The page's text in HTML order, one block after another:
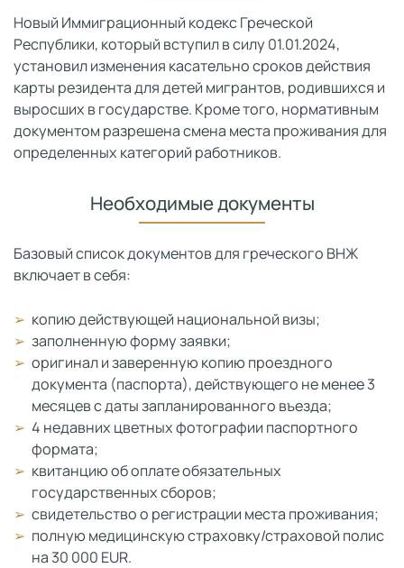
Новый Иммиграционный кодекс Греческой
Республики, который вступил в силу 01.01.2024,
установил изменения касательно сроков действия
карты резидента для детей мигрантов, родившихся и
выросших в государстве. Кроме того, нормативным
документом разрешена смена места проживания для
определенных категорий работников.
Необходимые документы
Базовый список документов для греческого ВНЖ
включает в себя:
копию действующей национальной визы;
заполненную форму заявки;
оригинал и заверенную копию проездного
документа (паспорта), действующего не менее 3
месяцев с даты запланированного въезда;
4 недавних цветных фотографии паспортного
формата;
квитанцию об оплате обязательных
государственных сборов;
свидетельство о регистрации места проживания;
полную медицинскую страховку/страховой полис
на 30 000 EUR.